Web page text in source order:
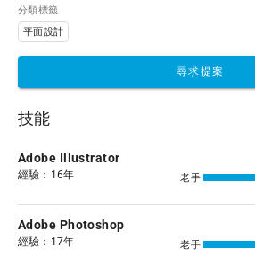
分類標籤
平面設計
尋求提案
技能
Adobe Illustrator
經驗：16年 老手
Adobe Photoshop
經驗：17年 老手